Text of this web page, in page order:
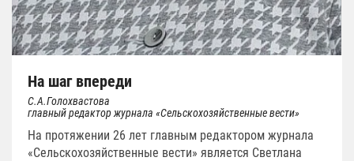
На шаг впереди
С.А.Голохвастова
главный редактор журнала «Сельскохозяйственные вести»
На протяжении 26 лет главным редактором журнала
«Сельскохозяйственные вести» является Светлана